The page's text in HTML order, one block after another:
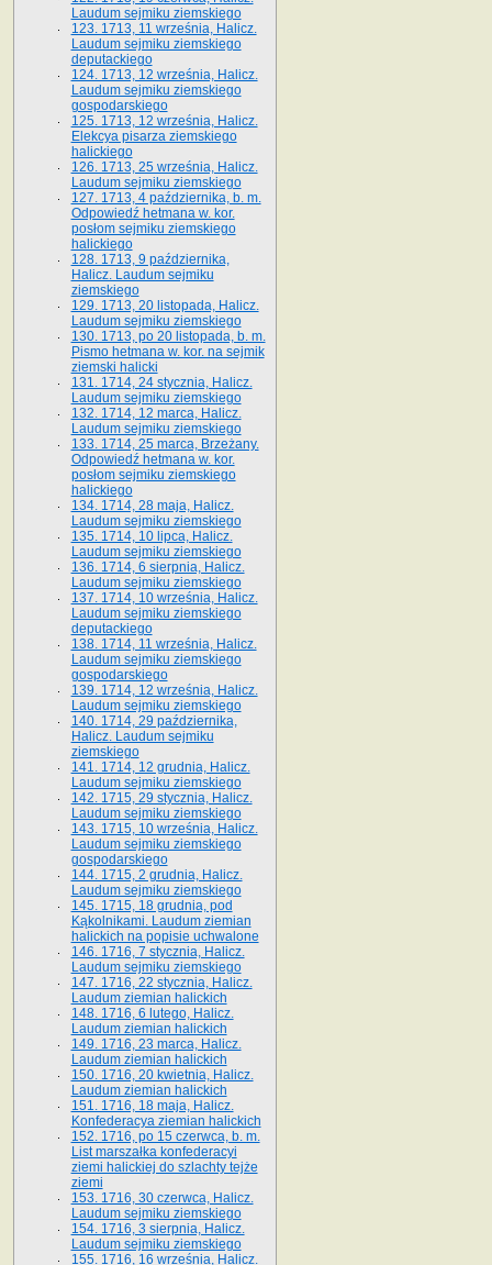
Laudum sejmiku ziemskiego
123. 1713, 11 września, Halicz.
Laudum sejmiku ziemskiego
deputackiego
124. 1713, 12 września, Halicz.
Laudum sejmiku ziemskiego
gospodarskiego
125. 1713, 12 września, Halicz.
Elekcya pisarza ziemskiego
halickiego
126. 1713, 25 września, Halicz.
Laudum sejmiku ziemskiego
127. 1713, 4 października, b. m.
Odpowiedź hetmana w. kor.
posłom sejmiku ziemskiego
halickiego
128. 1713, 9 października,
Halicz. Laudum sejmiku
ziemskiego
129. 1713, 20 listopada, Halicz.
Laudum sejmiku ziemskiego
130. 1713, po 20 listopada, b. m.
Pismo hetmana w. kor. na sejmik
ziemski halicki
131. 1714, 24 stycznia, Halicz.
Laudum sejmiku ziemskiego
132. 1714, 12 marca, Halicz.
Laudum sejmiku ziemskiego
133. 1714, 25 marca, Brzeżany.
Odpowiedź hetmana w. kor.
posłom sejmiku ziemskiego
halickiego
134. 1714, 28 maja, Halicz.
Laudum sejmiku ziemskiego
135. 1714, 10 lipca, Halicz.
Laudum sejmiku ziemskiego
136. 1714, 6 sierpnia, Halicz.
Laudum sejmiku ziemskiego
137. 1714, 10 września, Halicz.
Laudum sejmiku ziemskiego
deputackiego
138. 1714, 11 września, Halicz.
Laudum sejmiku ziemskiego
gospodarskiego
139. 1714, 12 września, Halicz.
Laudum sejmiku ziemskiego
140. 1714, 29 października,
Halicz. Laudum sejmiku
ziemskiego
141. 1714, 12 grudnia, Halicz.
Laudum sejmiku ziemskiego
142. 1715, 29 stycznia, Halicz.
Laudum sejmiku ziemskiego
143. 1715, 10 września, Halicz.
Laudum sejmiku ziemskiego
gospodarskiego
144. 1715, 2 grudnia, Halicz.
Laudum sejmiku ziemskiego
145. 1715, 18 grudnia, pod
Kąkolnikami. Laudum ziemian
halickich na popisie uchwalone
146. 1716, 7 stycznia, Halicz.
Laudum sejmiku ziemskiego
147. 1716, 22 stycznia, Halicz.
Laudum ziemian halickich
148. 1716, 6 lutego, Halicz.
Laudum ziemian halickich
149. 1716, 23 marca, Halicz.
Laudum ziemian halickich
150. 1716, 20 kwietnia, Halicz.
Laudum ziemian halickich
151. 1716, 18 maja, Halicz.
Konfederacya ziemian halickich
152. 1716, po 15 czerwca, b. m.
List marszałka konfederacyi
ziemi halickiej do szlachty tejże
ziemi
153. 1716, 30 czerwca, Halicz.
Laudum sejmiku ziemskiego
154. 1716, 3 sierpnia, Halicz.
Laudum sejmiku ziemskiego
155. 1716, 16 września, Halicz.